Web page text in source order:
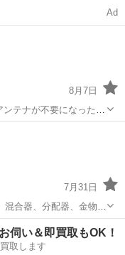
Ad
8月7日
テナが不要になったの
7月31日
テレビ バラ
伺い＆即買取もOK！
取します